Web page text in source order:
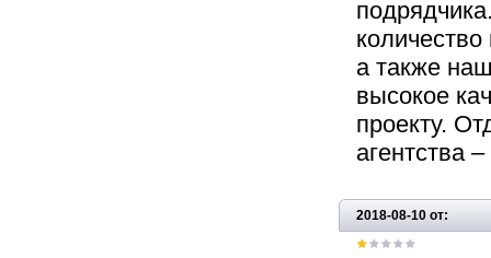
а также
высокое
проекту.
агентства
2018-08-10 от: